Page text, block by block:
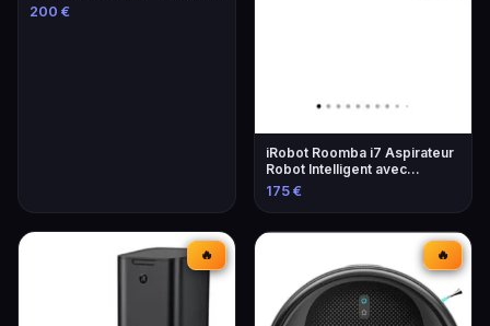
d'Énergie
200 €
iRobot Roomba i7 Aspirateur
Robot Intelligent avec
Navigation Avancée
175 €
🔥 🔥